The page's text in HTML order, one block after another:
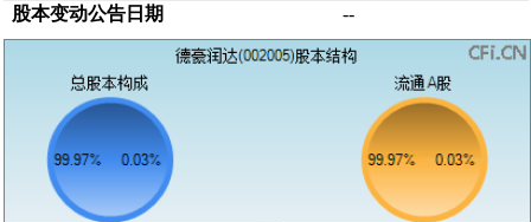
股本变动公告日期
--